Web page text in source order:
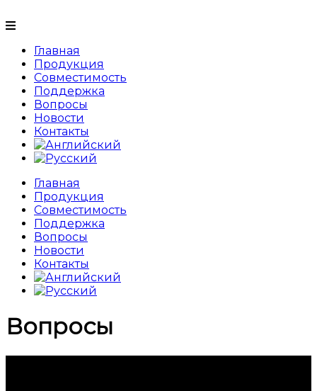
Главная
Продукция
Совместимость
Поддержка
Вопросы
Новости
Контакты
Главная
Продукция
Совместимость
Поддержка
Вопросы
Новости
Контакты
Вопросы